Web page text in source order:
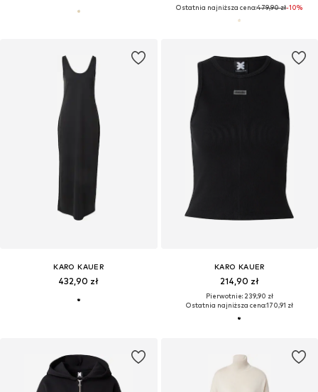
Ostatnia najniższa cena:479,90 zł-10%
KARO KAUER
432,90 zł
KARO KAUER
214,90 zł
Pierwotnie: 239,90 zł
Ostatnia najniższa cena:170,91 zł